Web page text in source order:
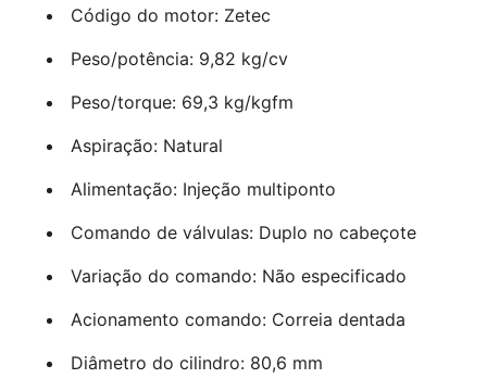
Código do motor: Zetec
Peso/potência: 9,82 kg/cv
Peso/torque: 69,3 kg/kgfm
Aspiração: Natural
Alimentação: Injeção multiponto
Comando de válvulas: Duplo no cabeçote
Variação do comando: Não especificado
Acionamento comando: Correia dentada
Diâmetro do cilindro: 80,6 mm